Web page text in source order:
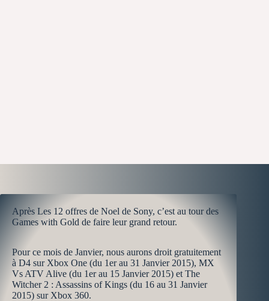
Après Les 12 offres de Noel de Sony, c’est au tour des
Games with Gold de faire leur grand retour.
Pour ce mois de Janvier, nous aurons droit gratuitement
à D4 sur Xbox One (du 1er au 31 Janvier 2015), MX
Vs ATV Alive (du 1er au 15 Janvier 2015) et The
Witcher 2 : Assassins of Kings (du 16 au 31 Janvier
2015) sur Xbox 360.